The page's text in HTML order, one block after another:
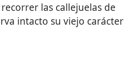
las callejuelas de
intacto su viejo carácter